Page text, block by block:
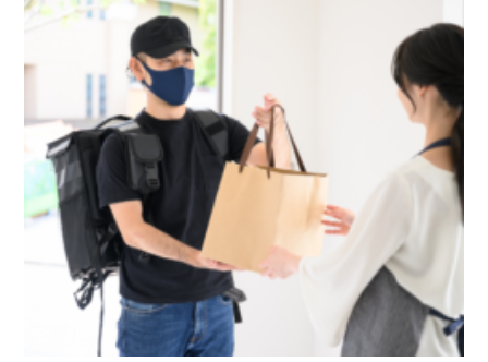
2025/ 1 (4)
2024/ 2 (4)
2024/ 1 (5)
2023/ 4 (3)
2023/ 3 (3)
2023/ 2 (2)
2023/ 1 (3)
2022/ 6 (4)
2022/ 5 (5)
2022/ 4 (7)
2022/ 3 (4)
2022/ 2 (5)
2022/ 1 (5)
2021/ 8 (3)
2021/ 7 (7)
2021/ 6 (5)
2021/ 5 (4)
2021/ 4 (7)
2021/ 3 (2)
2021/ 2 (4)